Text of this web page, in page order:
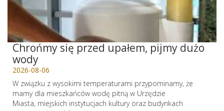
Chrońmy się przed upałem, pijmy dużo
wody
2026-08-06
W związku z wysokimi temperaturami przypominamy, że
mamy dla mieszkańców wodę pitną w Urzędzie
Miasta, miejskich instytucjach kultury oraz budynkach